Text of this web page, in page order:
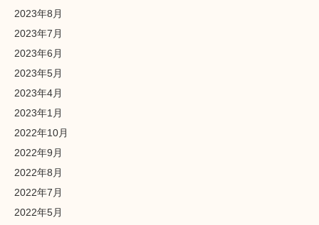
2023年8月
2023年7月
2023年6月
2023年5月
2023年4月
2023年1月
2022年10月
2022年9月
2022年8月
2022年7月
2022年5月